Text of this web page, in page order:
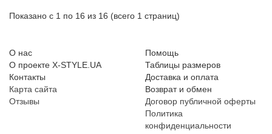
Показано с 1 по 16 из 16 (всего 1 страниц)
О нас
О проекте X-STYLE.UA
Контакты
Карта сайта
Отзывы
Помощь
Таблицы размеров
Доставка и оплата
Возврат и обмен
Договор публичной оферты
Политика
конфиденциальности